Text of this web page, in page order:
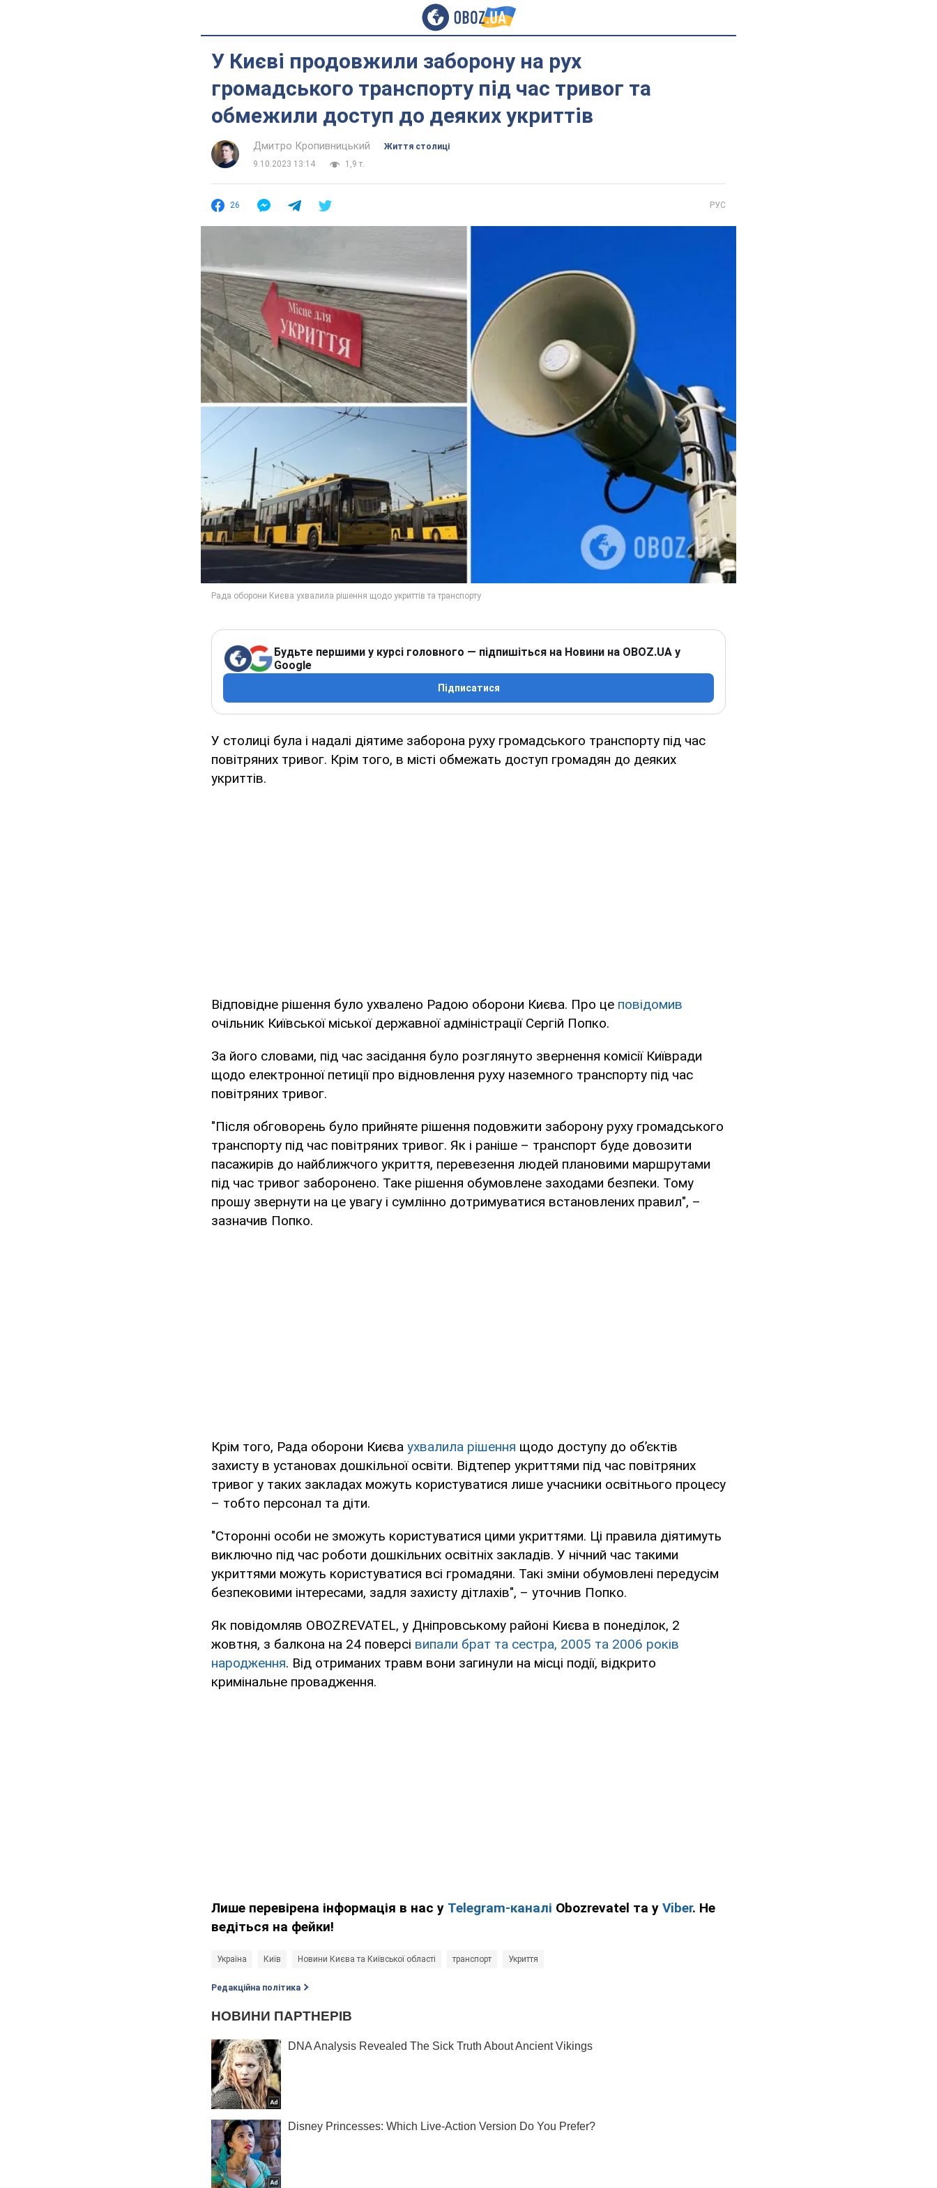
У Києві продовжили заборону на рух
громадського транспорту під час тривог та
обмежили доступ до деяких укриттів
Дмитро Кропивницький
Життя столиці
9.10.2023 13:14
1,9 т.
26 РУС
Будьте першими у курсі головного — підпишіться на Новини на OBOZ.UA у
Google
Підписатися
У столиці була і надалі діятиме заборона руху громадського транспорту під час
повітряних тривог. Крім того, в місті обмежать доступ громадян до деяких
укриттів.
Відповідне рішення було ухвалено Радою оборони Києва. Про це повідомив
очільник Київської міської державної адміністрації Сергій Попко.
За його словами, під час засідання було розглянуто звернення комісії Київради
щодо електронної петиції про відновлення руху наземного транспорту під час
повітряних тривог.
"Після обговорень було прийняте рішення подовжити заборону руху громадського
транспорту під час повітряних тривог. Як і раніше – транспорт буде довозити
пасажирів до найближчого укриття, перевезення людей плановими маршрутами
під час тривог заборонено. Таке рішення обумовлене заходами безпеки. Тому
прошу звернути на це увагу і сумлінно дотримуватися встановлених правил", –
зазначив Попко.
Крім того, Рада оборони Києва ухвалила рішення щодо доступу до об’єктів
захисту в установах дошкільної освіти. Відтепер укриттями під час повітряних
тривог у таких закладах можуть користуватися лише учасники освітнього процесу
– тобто персонал та діти.
"Сторонні особи не зможуть користуватися цими укриттями. Ці правила діятимуть
виключно під час роботи дошкільних освітніх закладів. У нічний час такими
укриттями можуть користуватися всі громадяни. Такі зміни обумовлені передусім
безпековими інтересами, задля захисту дітлахів", – уточнив Попко.
Як повідомляв OBOZREVATEL, у Дніпровському районі Києва в понеділок, 2
жовтня, з балкона на 24 поверсі випали брат та сестра, 2005 та 2006 років
народження. Від отриманих травм вони загинули на місці події, відкрито
кримінальне провадження.
Лише перевірена інформація в нас у Telegram-каналі Obozrevatel та у Viber. Не
ведіться на фейки!
Україна Київ Новини Києва та Київської області транспорт Укриття
Редакційна політика